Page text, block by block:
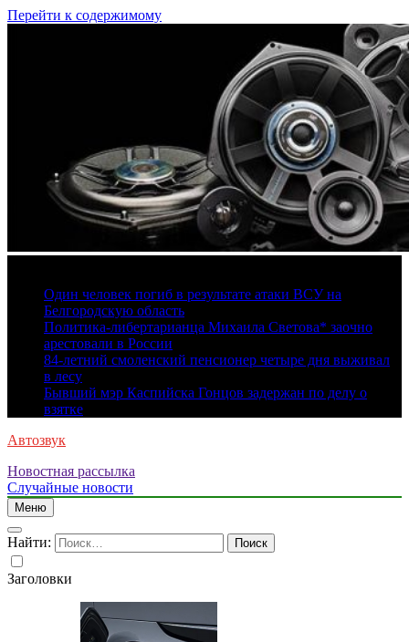
Перейти к содержимому
Один человек погиб в результате атаки ВСУ на
Белгородскую область
Политика-либертарианца Михаила Светова* заочно
арестовали в России
84-летний смоленский пенсионер четыре дня выживал
в лесу
Бывший мэр Каспийска Гонцов задержан по делу о
взятке
Автозвук
Новостная рассылка
Случайные новости
Меню
Найти:
Заголовки